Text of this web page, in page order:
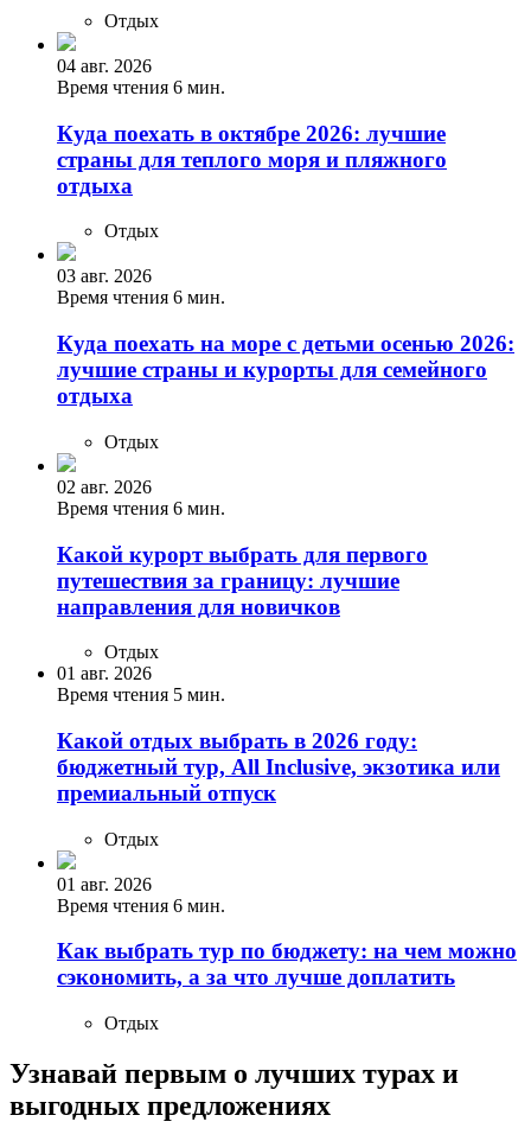
Отдых
04 авг. 2026
Время чтения 6 мин.
Куда поехать в октябре 2026: лучшие
страны для теплого моря и пляжного
отдыха
Отдых
03 авг. 2026
Время чтения 6 мин.
Куда поехать на море с детьми осенью 2026:
лучшие страны и курорты для семейного
отдыха
Отдых
02 авг. 2026
Время чтения 6 мин.
Какой курорт выбрать для первого
путешествия за границу: лучшие
направления для новичков
Отдых
01 авг. 2026
Время чтения 5 мин.
Какой отдых выбрать в 2026 году:
бюджетный тур, All Inclusive, экзотика или
премиальный отпуск
Отдых
01 авг. 2026
Время чтения 6 мин.
Как выбрать тур по бюджету: на чем можно
сэкономить, а за что лучше доплатить
Отдых
Узнавай первым о лучших турах и
выгодных предложениях